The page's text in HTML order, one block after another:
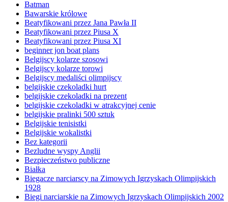
Batman
Bawarskie królowe
Beatyfikowani przez Jana Pawła II
Beatyfikowani przez Piusa X
Beatyfikowani przez Piusa XI
beginner jon boat plans
Belgijscy kolarze szosowi
Belgijscy kolarze torowi
Belgijscy medaliści olimpijscy
belgijskie czekoladki hurt
belgijskie czekoladki na prezent
belgijskie czekoladki w atrakcyjnej cenie
belgijskie pralinki 500 sztuk
Belgijskie tenisistki
Belgijskie wokalistki
Bez kategorii
Bezludne wyspy Anglii
Bezpieczeństwo publiczne
Białka
Biegacze narciarscy na Zimowych Igrzyskach Olimpijskich
1928
Biegi narciarskie na Zimowych Igrzyskach Olimpijskich 2002